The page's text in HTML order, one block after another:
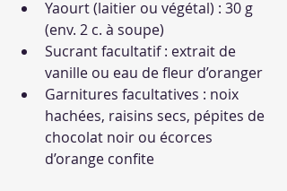
Yaourt (laitier ou végétal) : 30 g
(env. 2 c. à soupe)
Sucrant facultatif : extrait de
vanille ou eau de fleur d’oranger
Garnitures facultatives : noix
hachées, raisins secs, pépites de
chocolat noir ou écorces
d’orange confite